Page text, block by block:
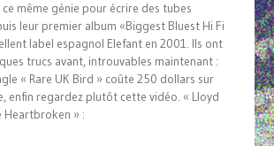
même génie pour écrire des tubes
leur premier album «Biggest Bluest Hi Fi
label espagnol Elefant en 2001. Ils ont
trucs avant, introuvables maintenant :
« Rare UK Bird » coûte 250 dollars sur
enfin regardez plutôt cette vidéo. « Lloyd
Heartbroken » :